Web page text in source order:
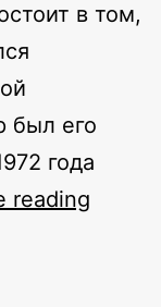
в том,
был его
года
reading